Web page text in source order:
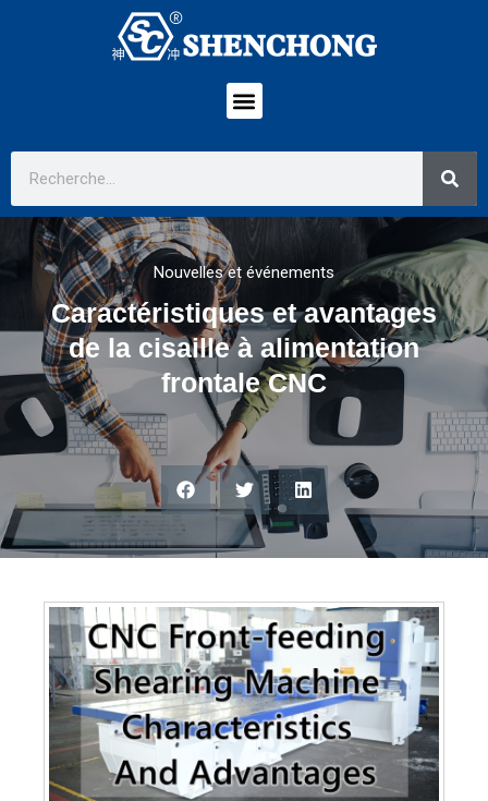
Nouvelles et événements
Caractéristiques et avantages
de la cisaille à alimentation
frontale CNC